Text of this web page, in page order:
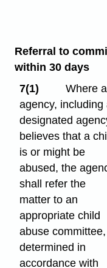
Referral to
within 30 days
7(1)
Where
agency, including
designated
believes that a
is or might be
abused, the
shall refer the
matter to an
appropriate child
abuse committee,
determined in
accordance with